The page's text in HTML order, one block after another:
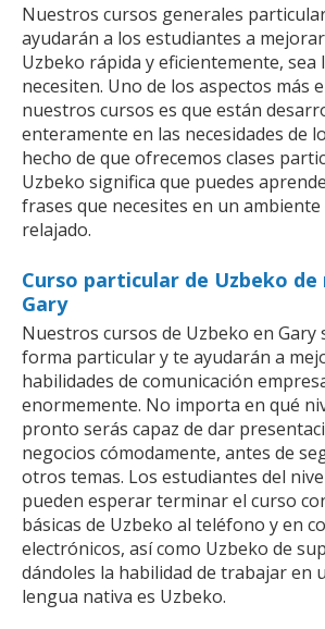
Nuestros cursos generales
ayudarán a los estudiantes a
Uzbeko rápida y eficientemente, sea
necesiten. Uno de los aspectos más
nuestros cursos es que están
enteramente en las necesidades de
hecho de que ofrecemos clases
Uzbeko significa que puedes
frases que necesites en un
relajado.
Curso particular de Uzbeko de
Gary
Nuestros cursos de Uzbeko en Gary
forma particular y te ayudarán a
habilidades de comunicación
enormemente. No importa en qué
pronto serás capaz de dar
negocios cómodamente, antes de
otros temas. Los estudiantes del
pueden esperar terminar el curso
básicas de Uzbeko al teléfono y en
electrónicos, así como Uzbeko de
dándoles la habilidad de trabajar en
lengua nativa es Uzbeko.